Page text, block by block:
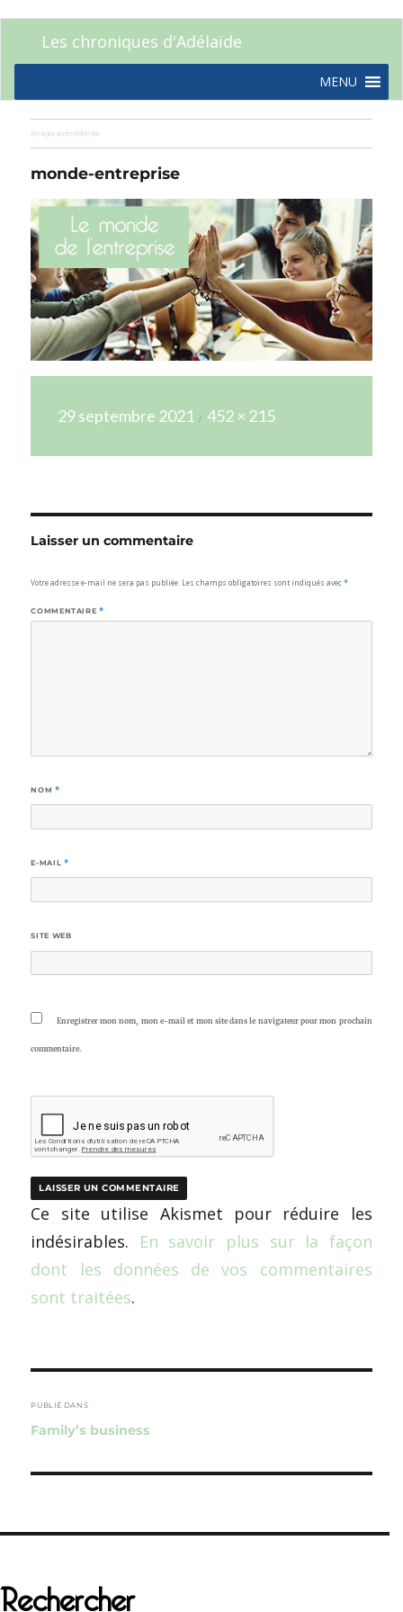
Les chroniques d'Adélaïde
MENU
Image précédente
monde-entreprise
le29 septembre 2021
réelle
452 × 215
Laisser un commentaire
Votre adresse e-mail ne sera pas publiée. Les champs obligatoires sont indiqués avec*
COMMENTAIRE *
NOM *
E-MAIL *
SITE WEB
Enregistrer mon nom, mon e-mail et mon site dans le navigateur pour mon prochain
commentaire.
Ce site utilise Akismet pour réduire les
indésirables. En savoir plus sur la façon
dont les données de vos commentaires
sont traitées.
de
l’article
PUBLIÉ DANS
Family’s business
Rechercher